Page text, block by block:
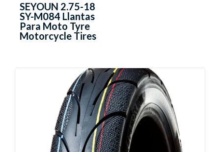
SEYOUN 2.75-18
SY-M084 Llantas
Para Moto Tyre
Motorcycle Tires